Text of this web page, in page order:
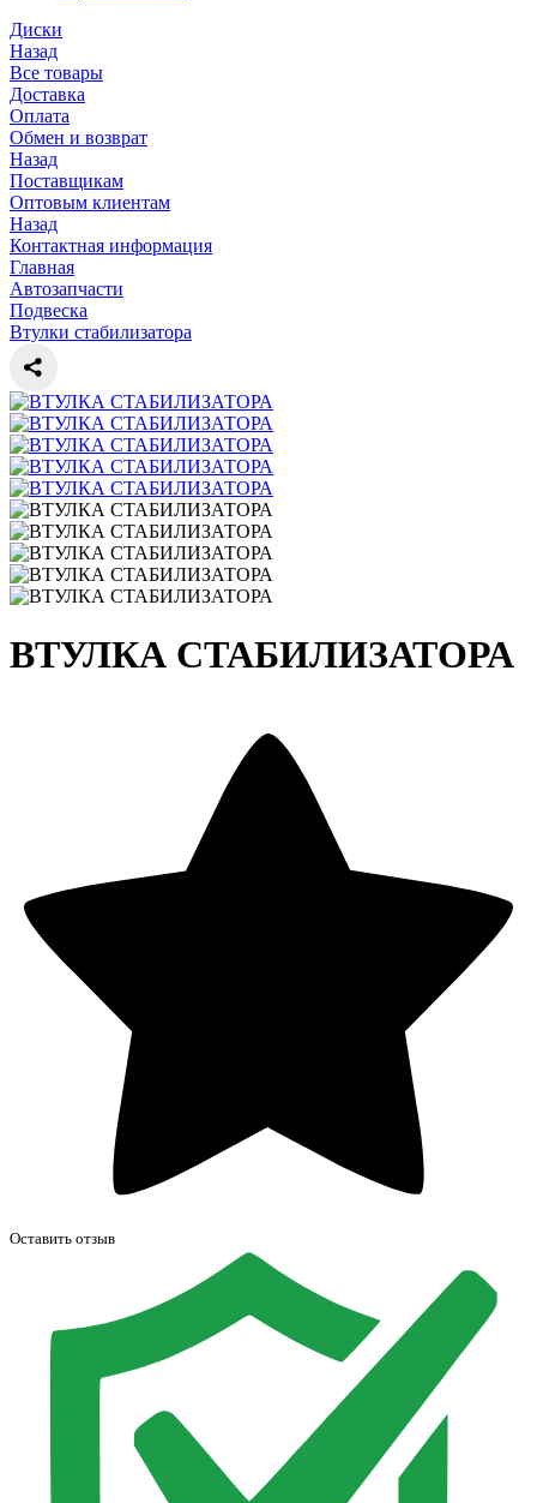
Диски
Назад
Все товары
Доставка
Оплата
Обмен и возврат
Назад
Поставщикам
Оптовым клиентам
Назад
Контактная информация
Главная
Автозапчасти
Подвеска
Втулки стабилизатора
ВТУЛКА СТАБИЛИЗАТОРА
Оставить отзыв